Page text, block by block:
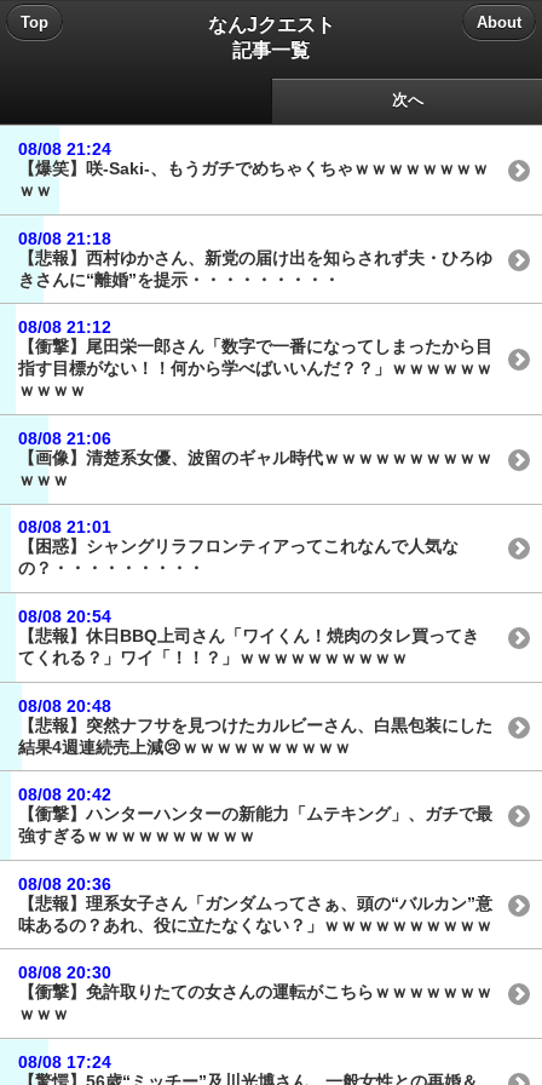
Top
なんJクエスト
記事一覧
About
次へ
08/08 21:24
【爆笑】咲-Saki-、もうガチでめちゃくちゃｗｗｗｗｗｗｗｗ
ｗｗ
08/08 21:18
【悲報】西村ゆかさん、新党の届け出を知らされず夫・ひろゆ
きさんに“離婚”を提示・・・・・・・・・
08/08 21:12
【衝撃】尾田栄一郎さん「数字で一番になってしまったから目
指す目標がない！！何から学べばいいんだ？？」ｗｗｗｗｗｗ
ｗｗｗｗ
08/08 21:06
【画像】清楚系女優、波留のギャル時代ｗｗｗｗｗｗｗｗｗｗ
ｗｗｗ
08/08 21:01
【困惑】シャングリラフロンティアってこれなんで人気な
の？・・・・・・・・・
08/08 20:54
【悲報】休日BBQ上司さん「ワイくん！焼肉のタレ買ってき
てくれる？」ワイ「！！？」ｗｗｗｗｗｗｗｗｗｗ
08/08 20:48
【悲報】突然ナフサを見つけたカルビーさん、白黒包装にした
結果4週連続売上減😢ｗｗｗｗｗｗｗｗｗｗ
08/08 20:42
【衝撃】ハンターハンターの新能力「ムテキング」、ガチで最
強すぎるｗｗｗｗｗｗｗｗｗｗ
08/08 20:36
【悲報】理系女子さん「ガンダムってさぁ、頭の“バルカン”意
味あるの？あれ、役に立たなくない？」ｗｗｗｗｗｗｗｗｗｗ
08/08 20:30
【衝撃】免許取りたての女さんの運転がこちらｗｗｗｗｗｗｗ
ｗｗｗ
08/08 17:24